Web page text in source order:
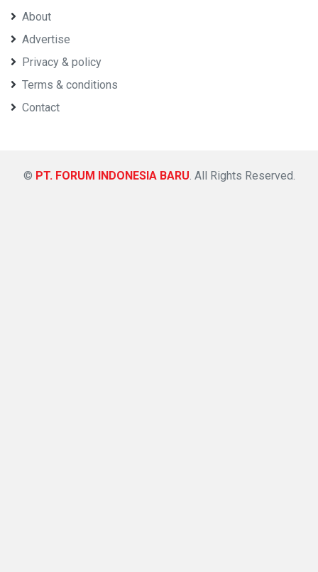
About
Advertise
Privacy & policy
Terms & conditions
Contact
© PT. FORUM INDONESIA BARU . All Rights Reserved.